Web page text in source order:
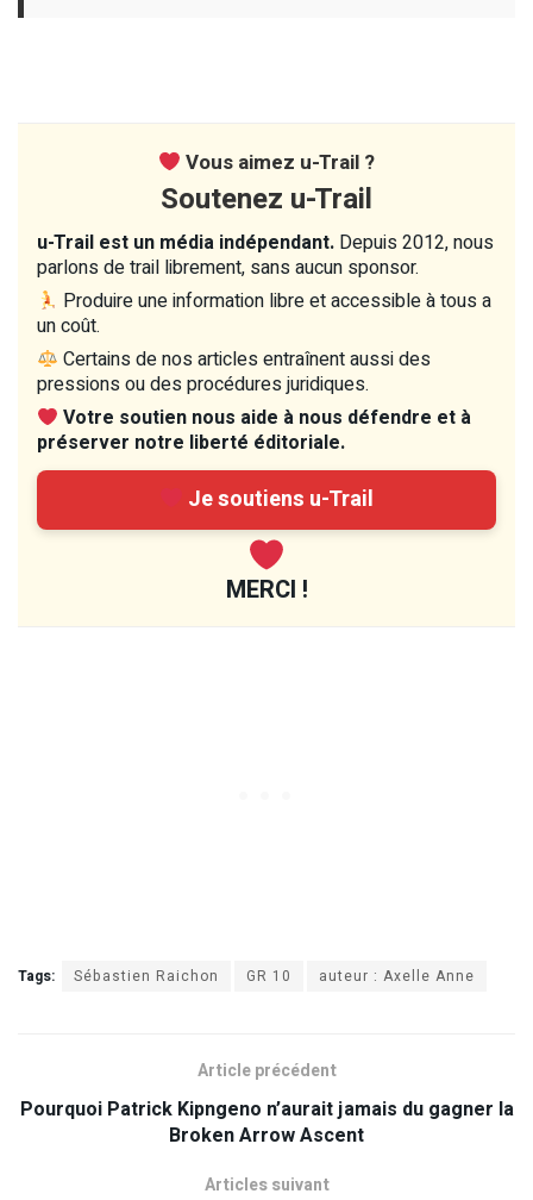
Vous aimez u-Trail ?
Soutenez u-Trail
u-Trail est un média indépendant. Depuis 2012, nous
parlons de trail librement, sans aucun sponsor.
Produire une information libre et accessible à tous a
un coût.
Certains de nos articles entraînent aussi des
pressions ou des procédures juridiques.
Votre soutien nous aide à nous défendre et à
préserver notre liberté éditoriale.
Je soutiens u-Trail
MERCI !
Tags: Sébastien Raichon GR 10 auteur : Axelle Anne
Article précédent
Pourquoi Patrick Kipngeno n’aurait jamais du gagner la
Broken Arrow Ascent
Articles suivant